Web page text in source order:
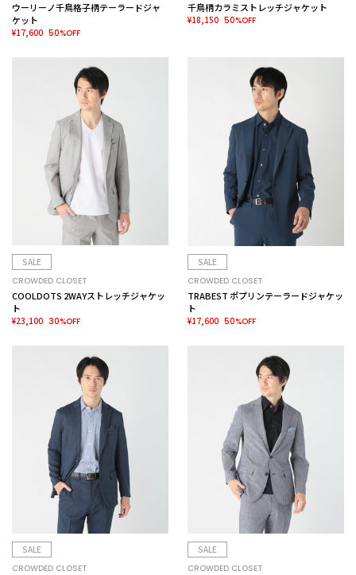
ウーリーノ千鳥格子柄テーラードジャ
ケット
¥17,600 50%OFF
千鳥柄カラミストレッチジャケット
¥18,150 50%OFF
SALE
CROWDED CLOSET
COOLDOTS 2WAYストレッチジャケッ
ト
¥23,100 30%OFF
SALE
CROWDED CLOSET
TRABEST ポプリンテーラードジャケッ
ト
¥17,600 50%OFF
SALE
CROWDED CLOSET
SALE
CROWDED CLOSET